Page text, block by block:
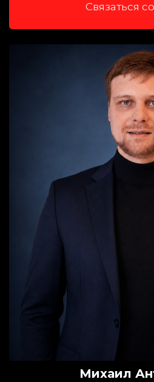
Связаться
Михаил